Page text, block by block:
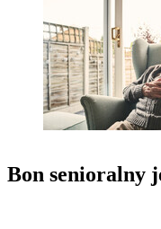
Bon senioralny